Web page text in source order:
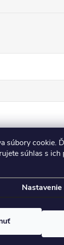
súbory cookie.
súhlas s ich
Nastavenie
. Všetky